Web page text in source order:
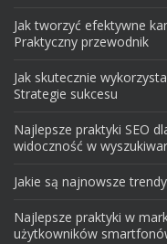
Jak tworzyć efektywne
Praktyczny przewodnik
Jak skutecznie
Strategie sukcesu
Najlepsze praktyki SEO
widoczność w
Jakie są najnowsze
Najlepsze praktyki w
użytkowników